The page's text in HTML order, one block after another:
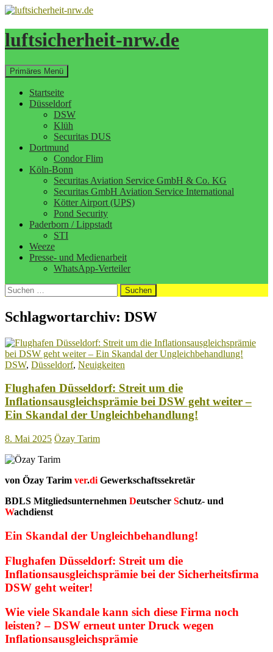
Zum
springen
luftsicherheit-nrw.de
Suchen
Primäres Menü
Startseite
Düsseldorf
DSW
Klüh
Securitas DUS
Dortmund
Condor Flim
Köln-Bonn
Securitas Aviation Service GmbH & Co. KG
Securitas GmbH Aviation Service International
Kötter Airport (UPS)
Pond Security
Paderborn / Lippstadt
STI
Weeze
Presse- und Medienarbeit
WhatsApp-Verteiler
Suchen
nach:
Schlagwortarchiv: DSW
DSW, Düsseldorf, Neuigkeiten
Flughafen Düsseldorf: Streit um die
Inflationsausgleichsprämie bei DSW geht weiter –
Ein Skandal der Ungleichbehandlung!
8. Mai 2025 Özay Tarim
von Özay Tarim ver.di Gewerkschaftssekretär
BDLS Mitgliedsunternehmen Deutscher Schutz- und
Wachdienst
Ein Skandal der Ungleichbehandlung!
Flughafen Düsseldorf: Streit um die
Inflationsausgleichsprämie bei der Sicherheitsfirma
DSW geht weiter!
Wie viele Skandale kann sich diese Firma noch
leisten? – DSW erneut unter Druck wegen
Inflationsausgleichsprämie